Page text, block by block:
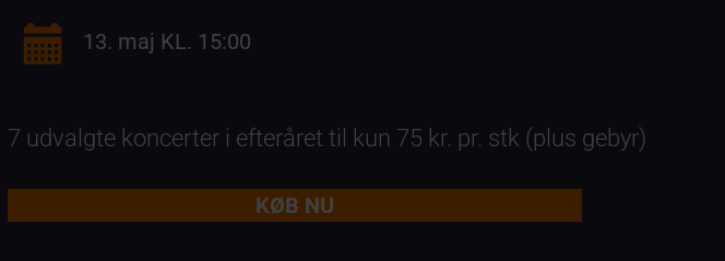
13. maj KL. 15:00
7 udvalgte koncerter i efteråret til kun 75 kr. pr. stk (plus gebyr)
KØB NU